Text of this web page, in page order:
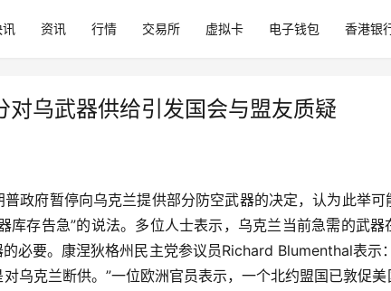
讯 资讯 行情 交易所 虚拟卡 电子钱包 香港银
对乌武器供给引发国会与盟友质疑
政府暂停向乌克兰提供部分防空武器的决定，认为此举可
库存告急”的说法。多位人士表示，乌克兰当前急需的武
必要。康涅狄格州民主党参议员Richard Blumenthal表示
乌克兰断供。”一位欧洲官员表示，一个北约盟国已敦促